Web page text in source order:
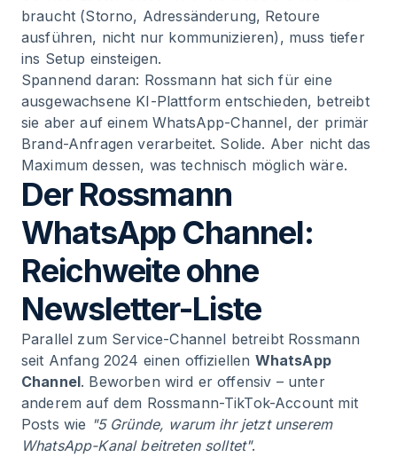
braucht (Storno, Adressänderung, Retoure
ausführen, nicht nur kommunizieren), muss tiefer
ins Setup einsteigen.
Spannend daran: Rossmann hat sich für eine
ausgewachsene KI-Plattform entschieden, betreibt
sie aber auf einem WhatsApp-Channel, der primär
Brand-Anfragen verarbeitet. Solide. Aber nicht das
Maximum dessen, was technisch möglich wäre.
Der Rossmann
WhatsApp Channel:
Reichweite ohne
Newsletter-Liste
Parallel zum Service-Channel betreibt Rossmann
seit Anfang 2024 einen offiziellen WhatsApp
Channel. Beworben wird er offensiv – unter
anderem auf dem Rossmann-TikTok-Account mit
Posts wie "5 Gründe, warum ihr jetzt unserem
WhatsApp-Kanal beitreten solltet".